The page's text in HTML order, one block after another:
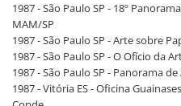
1987 - São Paulo SP - 18º
MAM/SP
1987 - São Paulo SP - Arte sobre
1987 - São Paulo SP - O Ofício da
1987 - São Paulo SP - Panorama
1987 - Vitória ES - Oficina